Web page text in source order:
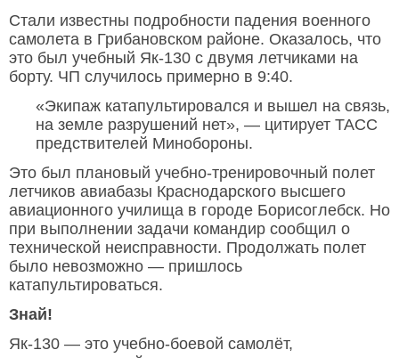
Стали известны подробности падения военного
самолета в Грибановском районе. Оказалось, что
это был учебный Як-130 с двумя летчиками на
борту. ЧП случилось примерно в 9:40.
«Экипаж катапультировался и вышел на связь,
на земле разрушений нет», — цитирует ТАСС
предствителей Минобороны.
Это был плановый учебно-тренировочный полет
летчиков авиабазы Краснодарского высшего
авиационного училища в городе Борисоглебск. Но
при выполнении задачи командир сообщил о
технической неисправности. Продолжать полет
было невозможно — пришлось
катапультироваться.
Знай!
Як-130 — это учебно-боевой самолёт,